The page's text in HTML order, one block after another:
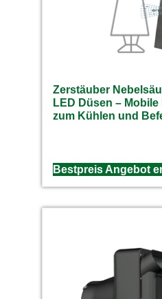
Zerstäuber
LED Düsen –
zum Kühlen und
Bestpreis Angebot